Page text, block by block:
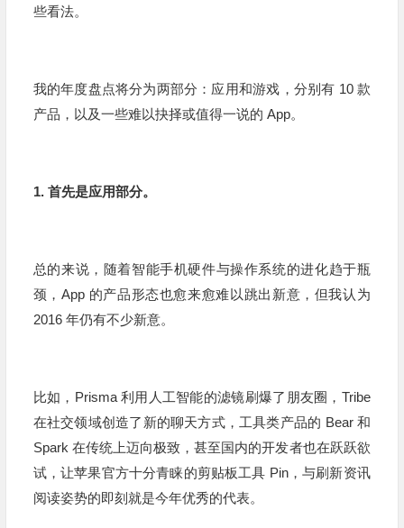
些看法。
我的年度盘点将分为两部分：应用和游戏，分别有 10 款
产品，以及一些难以抉择或值得一说的 App。
1. 首先是应用部分。
总的来说，随着智能手机硬件与操作系统的进化趋于瓶
颈，App 的产品形态也愈来愈难以跳出新意，但我认为
2016 年仍有不少新意。
比如，Prisma 利用人工智能的滤镜刷爆了朋友圈，Tribe
在社交领域创造了新的聊天方式，工具类产品的 Bear 和
Spark 在传统上迈向极致，甚至国内的开发者也在跃跃欲
试，让苹果官方十分青睐的剪贴板工具 Pin，与刷新资讯
阅读姿势的即刻就是今年优秀的代表。